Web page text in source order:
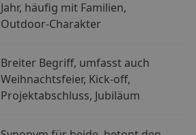
Jahr, häufig mit Familien,
Outdoor-Charakter
Breiter Begriff, umfasst auch
Weihnachtsfeier, Kick-off,
Projektabschluss, Jubiläum